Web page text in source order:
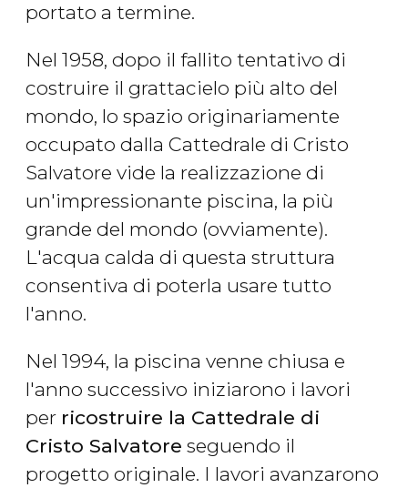
portato a termine.
Nel 1958, dopo il fallito tentativo di
costruire il grattacielo più alto del
mondo, lo spazio originariamente
occupato dalla Cattedrale di Cristo
Salvatore vide la realizzazione di
un'impressionante piscina, la più
grande del mondo (ovviamente).
L'acqua calda di questa struttura
consentiva di poterla usare tutto
l'anno.
Nel 1994, la piscina venne chiusa e
l'anno successivo iniziarono i lavori
per ricostruire la Cattedrale di
Cristo Salvatore seguendo il
progetto originale. I lavori avanzarono